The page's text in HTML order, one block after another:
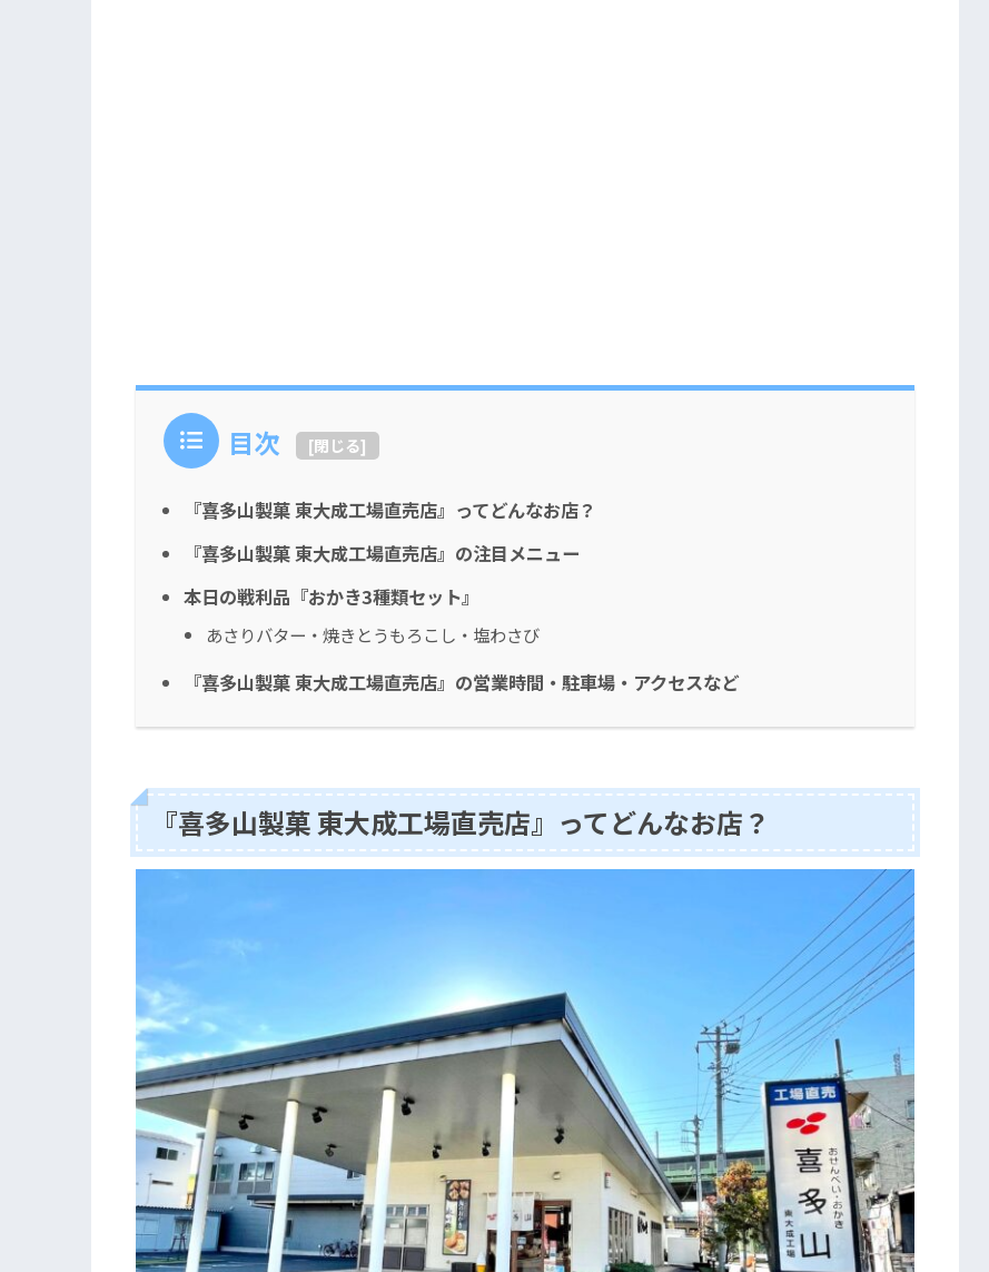
目次 [閉じる]
『喜多山製菓 東大成工場直売店』ってどんなお店？
『喜多山製菓 東大成工場直売店』の注目メニュー
本日の戦利品『おかき3種類セット』
あさりバター・焼きとうもろこし・塩わさび
『喜多山製菓 東大成工場直売店』の営業時間・駐車場・アクセスなど
『喜多山製菓 東大成工場直売店』ってどんなお店？